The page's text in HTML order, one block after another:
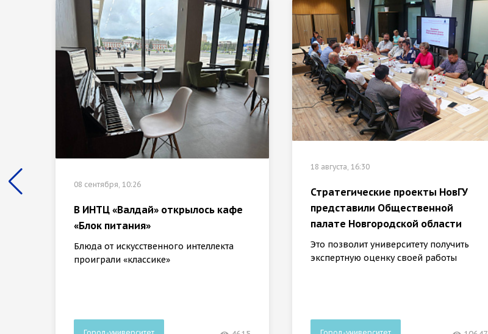
08 сентября, 10:26
В ИНТЦ «Валдай» открылось кафе
«Блок питания»
Блюда от искусственного интеллекта
проиграли «классике»
18 августа, 16:30
Стратегические проекты НовГУ
представили Общественной
палате Новгородской области
Это позволит университету получить
экспертную оценку своей работы